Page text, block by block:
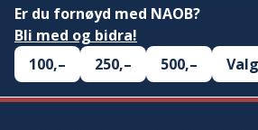
Er du fornøyd med NAOB?
Bli med og bidra!
100,–
250,– 500,–